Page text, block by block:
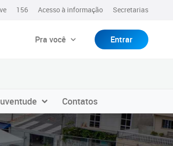
156 Acesso à informação Secretarias
Pra você Entrar
Contatos